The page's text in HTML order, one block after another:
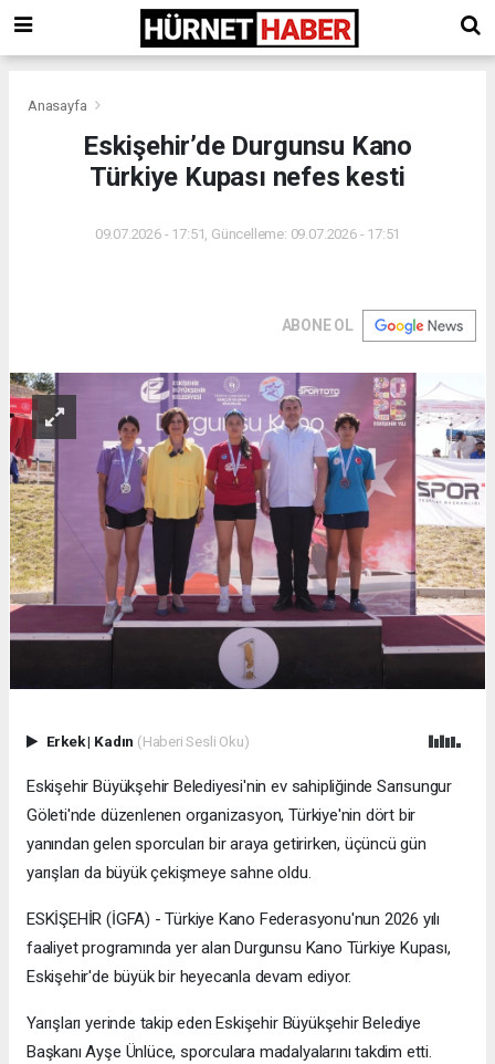
Anasayfa
Eskişehir’de Durgunsu Kano
Türkiye Kupası nefes kesti
09.07.2026 - 17:51, Güncelleme: 09.07.2026 - 17:51
ABONE OL
Erkek| Kadın (Haberi Sesli Oku)
Eskişehir Büyükşehir Belediyesi'nin ev sahipliğinde Sarısungur
Göleti'nde düzenlenen organizasyon, Türkiye'nin dört bir
yanından gelen sporcuları bir araya getirirken, üçüncü gün
yarışları da büyük çekişmeye sahne oldu.
ESKİŞEHİR (İGFA) - Türkiye Kano Federasyonu'nun 2026 yılı
faaliyet programında yer alan Durgunsu Kano Türkiye Kupası,
Eskişehir'de büyük bir heyecanla devam ediyor.
Yarışları yerinde takip eden Eskişehir Büyükşehir Belediye
Başkanı Ayşe Ünlüce, sporculara madalyalarını takdim etti.